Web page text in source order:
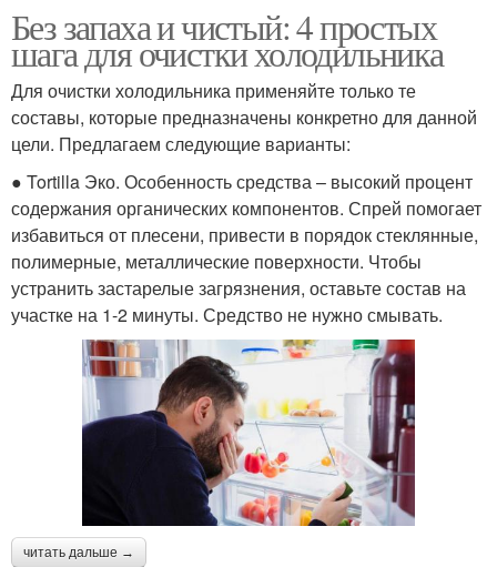
Без запаха и чистый: 4 простых
шага для очистки холодильника
Для очистки холодильника применяйте только те
составы, которые предназначены конкретно для данной
цели. Предлагаем следующие варианты:
● Tortilla Эко. Особенность средства – высокий процент
содержания органических компонентов. Спрей помогает
избавиться от плесени, привести в порядок стеклянные,
полимерные, металлические поверхности. Чтобы
устранить застарелые загрязнения, оставьте состав на
участке на 1-2 минуты. Средство не нужно смывать.
читать дальше →